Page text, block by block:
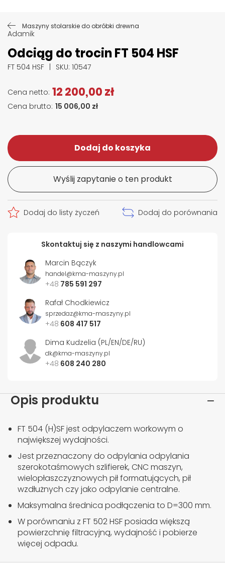
Opis produktu
FT 504 (H)SF jest odpylaczem workowym o
największej wydajności.
Jest przeznaczony do odpylania odpylania
szerokotaśmowych szlifierek, CNC maszyn,
wielopłaszczyznowych pił formatujących, pił
wzdłużnych czy jako odpylanie centralne.
Maksymalna średnica podłączenia to D=300 mm.
W porównaniu z FT 502 HSF posiada większą
powierzchnię filtracyjną, wydajność i pobierze
więcej odpadu.
FT 504 HSF SKU: 10547
Maszyny stolarskie do obróbki drewna
Odciąg do trocin FT 504 HSF
15 006,00 zł
12 200,00 zł
Adamik
Dodaj do koszyka
Wyślij zapytanie o ten produkt
Dodaj do listy życzeń Dodaj do porównania
Skontaktuj się z naszymi handlowcami
Marcin Bączyk
handel@kma-maszyny.pl
+48 785 591 297
Rafał Chodkiewicz
sprzedaz@kma-maszyny.pl
+48 608 417 517
Dima Kudzelia (PL/EN/DE/RU)
dk@kma-maszyny.pl
+48 608 240 280